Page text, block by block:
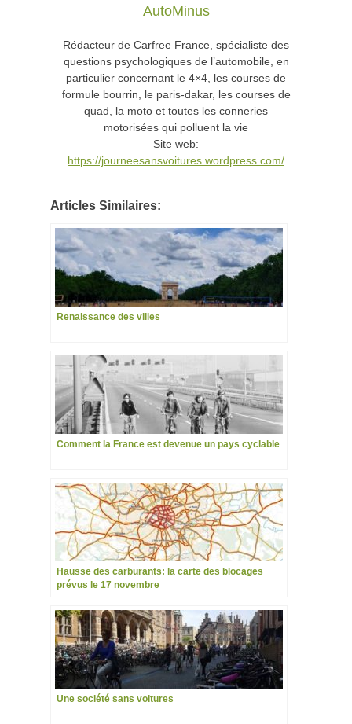
AutoMinus
Rédacteur de Carfree France, spécialiste des
questions psychologiques de l’automobile, en
particulier concernant le 4×4, les courses de
formule bourrin, le paris-dakar, les courses de
quad, la moto et toutes les conneries
motorisées qui polluent la vie
Site web:
https://journeesansvoitures.wordpress.com/
Articles Similaires:
Renaissance des villes
Comment la France est devenue un pays cyclable
Hausse des carburants: la carte des blocages
prévus le 17 novembre
Une société sans voitures